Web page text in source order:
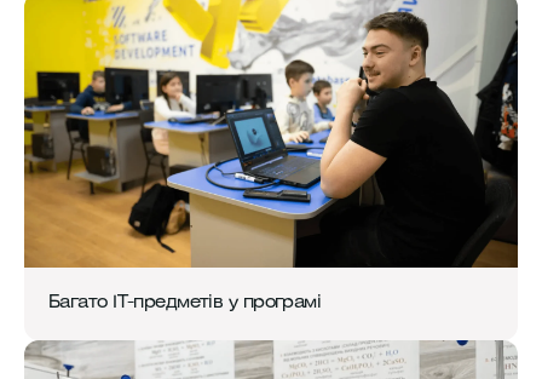
Багато IT-предметів у програмі